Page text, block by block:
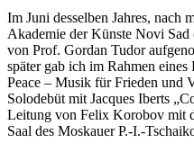
Im Juni desselben Jahres, nach
Akademie der Künste Novi Sad
von Prof. Gordan Tudor
später gab ich im Rahmen
Peace – Musik für Frieden und
Solodebüt mit Jacques Iberts
Leitung von Felix Korobov mit
Saal des Moskauer P.-I.-